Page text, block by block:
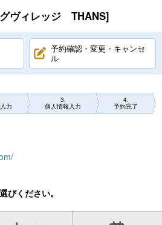
ヴィレッジ THANS]
予約確認・変更・キャンセ
ル
力
3
個人情報入力
4
予約完了
びください。